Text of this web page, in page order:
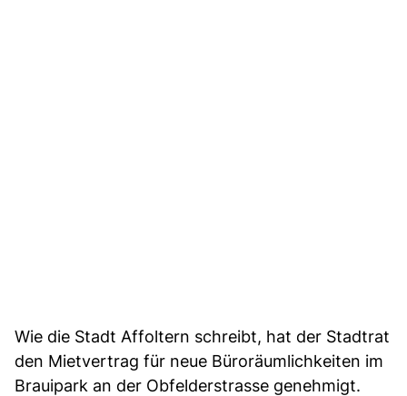
Wie die Stadt Affoltern schreibt, hat der Stadtrat
den Mietvertrag für neue Büroräumlichkeiten im
Brauipark an der Obfelderstrasse genehmigt.